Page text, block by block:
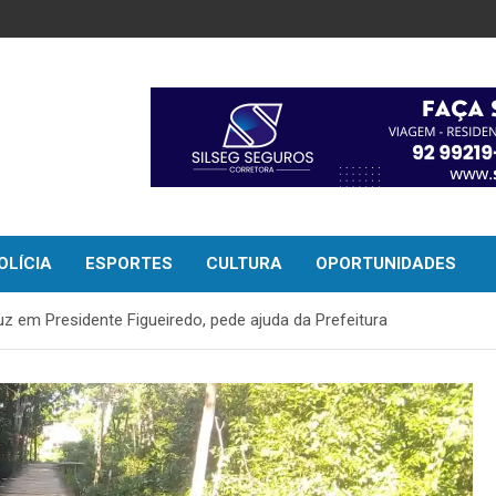
ESPORTES CULTURA OPORTUNIDADES
em Presidente Figueiredo, pede ajuda da Prefeitura